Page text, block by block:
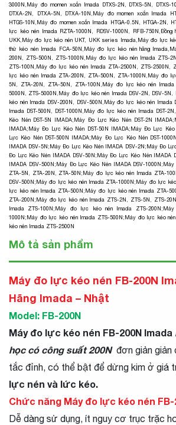
3000N,Máy đo momen xoắn Imada DTXS-2N, DTXS-5N, DTXS-
DTXA-2N, DTXA-5N, DTXA-10N,Máy đo momen xoắn Imada
HTGS-10N,Máy đo momen xoắn Imada HTGA-0.5N, HTGA-2N,
lực kéo nén Imada RZTA-1000N, RDSV-1000N, RFB-750N,Đồng
UKK,Máy đo lực kéo nén UKT, UKK series Imada,Máy đo lực
thử kéo nén Imada FCA-50N,Máy đo lực kéo nén hãng Imada,
200N, ZTS-500N, ZTS-1000N,Máy đo lực kéo nén Imada ZTS-
ZTS-100N,Máy đo lực kéo nén Imada ZTA-2500N, ZTS-2500N,
lực kéo nén Imada ZTA-200N, ZTA-500N, ZTA-1000N,Máy đo
5N, ZTA-20N, ZTA-50N, ZTA-100N,Máy đo lực kéo nén Imada
5000N, ZTS-5000N,Máy đo lực kéo nén Imada DSV-2N, DSV-5N,
kéo nén Imada DSV-200N, DSV-500N,Máy đo lực kéo nén Imada
Imada DST-500N, DST-1000N,Máy đo lực kéo nén Imada DST-2N,
Kéo Nén DST-5N IMADA;Máy Đo Lực Kéo Nén DST-2N IMADA;
IMADA;Máy Đo Lực Kéo Nén DST-50N IMADA;Máy Đo Lực Kéo
Lực Kéo Nén DST-500N IMADA;Máy Đo Lực Kéo Nén DST-
IMADA DSV-5N;Máy Đo Lực Kéo Nén IMADA DSV-2N;Máy Đo
Đo Lực Kéo Nén IMADA DSV-50N;Máy Đo Lực Kéo Nén IMADA
IMADA DSV-500N;Máy Đo Lực Kéo Nén IMADA DSV-1000N;Máy
ZTA-5N, ZTA-20N, ZTA-50N;Máy đo lực kéo nén Imada ZTA-
DSV-500N;Máy đo lực kéo nén Imada ZTA-1000N;Máy đo lực
lực kéo nén Imada ZTA-500N;Máy đo lực kéo nén Imada ZTA-
ZTA-200N;Máy đo lực kéo nén Imada ZTS-2N, ZTS-5N, ZTS-
Imada ZTS-100N;Máy đo lực kéo nén Imada ZTS-200N;
1000N;Máy đo lực kéo nén Imada ZTS-500N;Máy đo lực kéo
kéo nén Imada ZTS-2500N
Mô tả sản phẩm
Máy đo lực kéo nén FB-200N
Hãng Imada – Nhật
Model: FB-200N
Máy đo lực kéo nén FB-200N Imada
học có công suất 200Nđơn giản giản
tắc đỉnh, có thể bật để dừng kim ở giá
lực nén và lức kéo.
Chức năng Máy đo lực kéo nén FB-
Dễ dàng sử dụng, ít nguy cơ trục trặc